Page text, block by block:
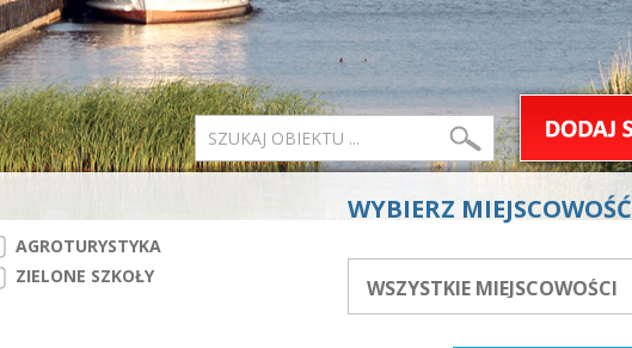
AGROTURYSTYKA
ZIELONE SZKOŁY
WYBIERZ MIEJSCOWOŚĆ